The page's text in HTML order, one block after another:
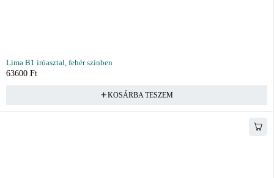
Lima B1 íróasztal, fehér színben
63600 Ft
KOSÁRBA TESZEM